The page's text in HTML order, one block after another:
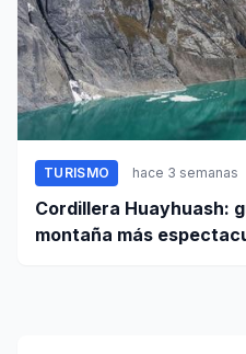
TURISMO hace 3 semanas
Cordillera Huayhuash:
montaña más